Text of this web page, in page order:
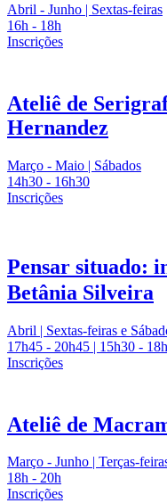
Abril - Junho | Sextas-feiras
16h - 18h
Inscrições
Ateliê de
Hernandez
Março - Maio | Sábados
14h30 - 16h30
Inscrições
Pensar situado:
Betânia Silveira
Abril | Sextas-feiras e
17h45 - 20h45 | 15h30 -
Inscrições
Ateliê de
Março - Junho | Terças-
18h - 20h
Inscrições